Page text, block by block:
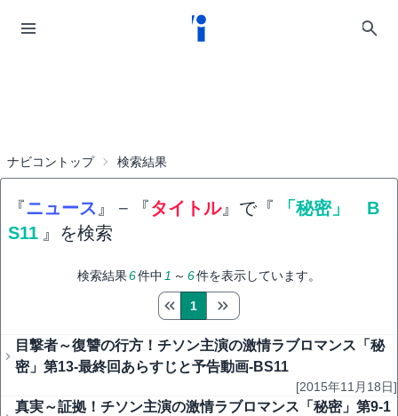
ナビコントップ 検索結果
『ニュース 』 − 『タイトル』で『
「秘密」 B
S11 』を検索
検索結果6件中 1 ～ 6件を表示しています。
1
目撃者～復讐の行方！チソン主演の激情ラブロマンス「秘
密」第13-最終回あらすじと予告動画-BS11
[2015年11月18日]
真実～証拠！チソン主演の激情ラブロマンス「秘密」第9-1